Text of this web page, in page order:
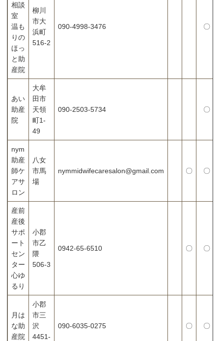
相談
室
温も
りの
ほっ
と助
産院
柳川
市大
浜町
516-2
090-4998-3476 〇
あい
助産
院
大牟
田市
天領
町1-
49
090-2503-5734 〇
nym
助産
師ケ
アサ
ロン
八女
市馬
場
nymmidwifecaresalon@gmail.com 〇 〇
産前
産後
サポ
ート
セン
ター
心ゆ
るり
小郡
市乙
隈
506-3
0942-65-6510 〇 〇
月は
な助
産院
小郡
市三
沢
4451-
090-6035-0275 〇 〇